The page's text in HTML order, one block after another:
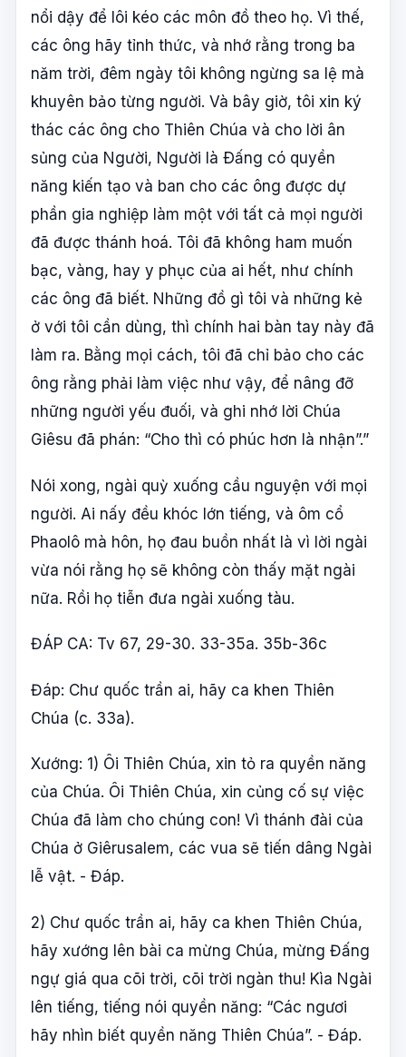
nổi dậy để lôi kéo các môn đồ theo họ. Vì thế,
các ông hãy tỉnh thức, và nhớ rằng trong ba
năm trời, đêm ngày tôi không ngừng sa lệ mà
khuyên bảo từng người. Và bây giờ, tôi xin ký
thác các ông cho Thiên Chúa và cho lời ân
sủng của Người, Người là Ðấng có quyền
năng kiến tạo và ban cho các ông được dự
phần gia nghiệp làm một với tất cả mọi người
đã được thánh hoá. Tôi đã không ham muốn
bạc, vàng, hay y phục của ai hết, như chính
các ông đã biết. Những đồ gì tôi và những kẻ
ở với tôi cần dùng, thì chính hai bàn tay này đã
làm ra. Bằng mọi cách, tôi đã chỉ bảo cho các
ông rằng phải làm việc như vậy, để nâng đỡ
những người yếu đuối, và ghi nhớ lời Chúa
Giêsu đã phán: “Cho thì có phúc hơn là nhận”.”
Nói xong, ngài quỳ xuống cầu nguyện với mọi
người. Ai nấy đều khóc lớn tiếng, và ôm cổ
Phaolô mà hôn, họ đau buồn nhất là vì lời ngài
vừa nói rằng họ sẽ không còn thấy mặt ngài
nữa. Rồi họ tiễn đưa ngài xuống tàu.
ĐÁP CA: Tv 67, 29-30. 33-35a. 35b-36c
Đáp: Chư quốc trần ai, hãy ca khen Thiên
Chúa (c. 33a).
Xướng: 1) Ôi Thiên Chúa, xin tỏ ra quyền năng
của Chúa. Ôi Thiên Chúa, xin củng cố sự việc
Chúa đã làm cho chúng con! Vì thánh đài của
Chúa ở Giêrusalem, các vua sẽ tiến dâng Ngài
lễ vật. - Đáp.
2) Chư quốc trần ai, hãy ca khen Thiên Chúa,
hãy xướng lên bài ca mừng Chúa, mừng Đấng
ngự giá qua cõi trời, cõi trời ngàn thu! Kìa Ngài
lên tiếng, tiếng nói quyền năng: “Các ngươi
hãy nhìn biết quyền năng Thiên Chúa”. - Đáp.